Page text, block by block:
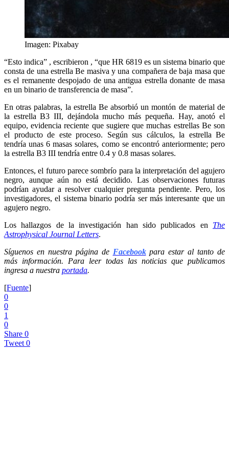
Imagen: Pixabay
“Esto indica” , escribieron , “que HR 6819 es un sistema binario que
consta de una estrella Be masiva y una compañera de baja masa que
es el remanente despojado de una antigua estrella donante de masa
en un binario de transferencia de masa”.
En otras palabras, la estrella Be absorbió un montón de material de
la estrella B3 III, dejándola mucho más pequeña. Hay, anotó el
equipo, evidencia reciente que sugiere que muchas estrellas Be son
el producto de este proceso. Según sus cálculos, la estrella Be
tendría unas 6 masas solares, como se encontró anteriormente; pero
la estrella B3 III tendría entre 0.4 y 0.8 masas solares.
Entonces, el futuro parece sombrío para la interpretación del agujero
negro, aunque aún no está decidido. Las observaciones futuras
podrían ayudar a resolver cualquier pregunta pendiente. Pero, los
investigadores, el sistema binario podría ser más interesante que un
agujero negro.
Los hallazgos de la investigación han sido publicados en The
Astrophysical Journal Letters.
Síguenos en nuestra página de Facebookpara estar al tanto de
más información. Para leer todas las noticias que publicamos
ingresa a nuestra portada.
[Fuente]
0
0
1
0
Share 0
Tweet 0